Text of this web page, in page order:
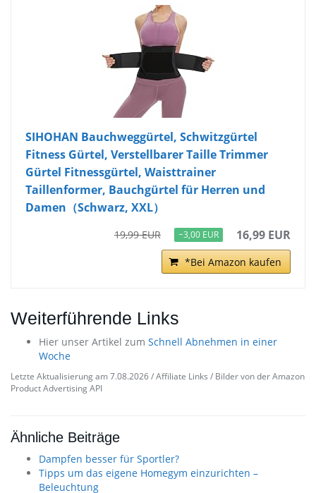
SIHOHAN Bauchweggürtel, Schwitzgürtel
Fitness Gürtel, Verstellbarer Taille Trimmer
Gürtel Fitnessgürtel, Waisttrainer
Taillenformer, Bauchgürtel für Herren und
Damen（Schwarz, XXL）
19,99 EUR −3,00 EUR 16,99 EUR
*Bei Amazon kaufen
Weiterführende Links
Hier unser Artikel zum Schnell Abnehmen in einer
Woche
Letzte Aktualisierung am 7.08.2026 / Affiliate Links / Bilder von der Amazon
Product Advertising API
Ähnliche Beiträge
Dampfen besser für Sportler?
Tipps um das eigene Homegym einzurichten –
Beleuchtung